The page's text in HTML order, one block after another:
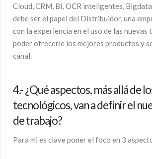
Cloud, CRM, BI, OCR inteligentes,
debe ser el papel del Distribuidor, una
con la experiencia en el uso de las nuevas
poder ofrecerle los mejores productos y
canal.
4.- ¿Qué aspectos, más allá de
tecnológicos, van a definir el
de trabajo?
Para mi es clave poner el foco en 3